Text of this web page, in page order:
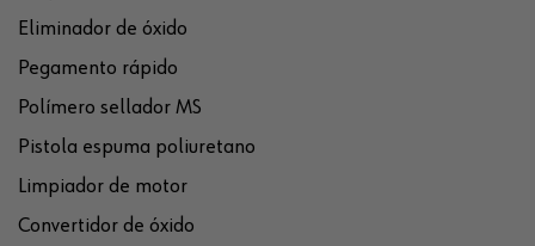
Eliminador de óxido
Pegamento rápido
Polímero sellador MS
Pistola espuma poliuretano
Limpiador de motor
Convertidor de óxido